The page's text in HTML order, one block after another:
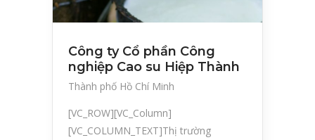
Công ty Cổ phần Công
nghiệp Cao su Hiệp Thành
Thành phố Hồ Chí Minh
[VC_ROW][VC_Column]
[VC_COLUMN_TEXT]Thị trường